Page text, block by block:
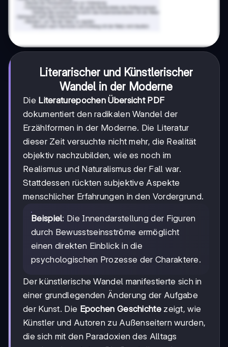
Literarischer und Künstlerischer
Wandel in der Moderne
Die Literaturepochen Übersicht PDF
dokumentiert den radikalen Wandel der
Erzählformen in der Moderne. Die Literatur
dieser Zeit versuchte nicht mehr, die Realität
objektiv nachzubilden, wie es noch im
Realismus und Naturalismus der Fall war.
Stattdessen rückten subjektive Aspekte
menschlicher Erfahrungen in den Vordergrund.
Beispiel: Die Innendarstellung der Figuren
durch Bewusstseinsströme ermöglicht
einen direkten Einblick in die
psychologischen Prozesse der Charaktere.
Der künstlerische Wandel manifestierte sich in
einer grundlegenden Änderung der Aufgabe
der Kunst. Die Epochen Geschichtezeigt, wie
Künstler und Autoren zu Außenseitern wurden,
die sich mit den Paradoxien des Alltags